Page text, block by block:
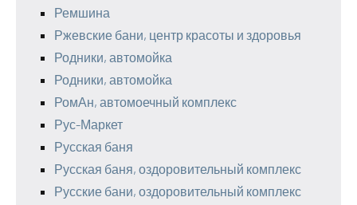
Ремшина
Ржевские бани, центр красоты и здоровья
Родники, автомойка
Родники, автомойка
РомАн, автомоечный комплекс
Рус-Маркет
Русская баня
Русская баня, оздоровительный комплекс
Русские бани, оздоровительный комплекс